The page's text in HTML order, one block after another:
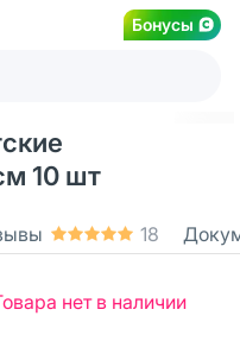
Бонусы
10 шт
18
нет в наличии